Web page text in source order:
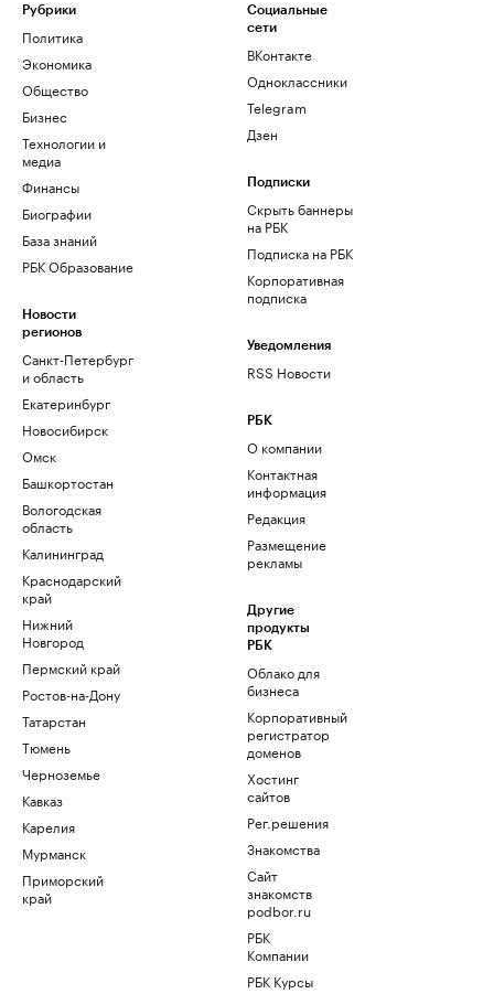
Рубрики
Политика
Экономика
Общество
Бизнес
Технологии и
медиа
Финансы
Биографии
База знаний
РБК Образование
Новости
регионов
Санкт-Петербург
и область
Екатеринбург
Новосибирск
Омск
Башкортостан
Вологодская
область
Калининград
Краснодарский
край
Нижний
Новгород
Пермский край
Ростов-на-Дону
Татарстан
Тюмень
Черноземье
Кавказ
Карелия
Мурманск
Приморский
край
Социальные
сети
ВКонтакте
Одноклассники
Telegram
Дзен
Подписки
Скрыть баннеры
на РБК
Подписка на РБК
Корпоративная
подписка
Уведомления
RSS Новости
РБК
О компании
Контактная
информация
Редакция
Размещение
рекламы
Другие
продукты
РБК
Облако для
бизнеса
Корпоративный
регистратор
доменов
Хостинг
сайтов
Рег.решения
Знакомства
Сайт
знакомств
podbor.ru
РБК
Компании
РБК Курсы